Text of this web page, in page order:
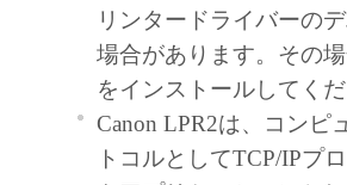
になります。お客様が
ソフトウェア」を使用
許諾
キヤノンは、お
目的のために、
リンタードライバーの
場合があります。その
をインストールしてくだ
Canon LPR2は、コンピ
トコルとしてTCP/IPプ